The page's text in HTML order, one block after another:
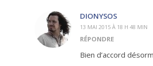
DIONYSOS
13 MAI 2015 À 18 H 48 MIN
RÉPONDRE
Bien d’accord